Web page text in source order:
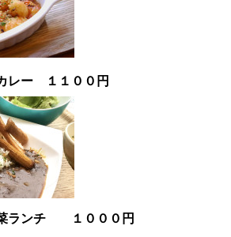
レー １１００円
ランチ １０００円